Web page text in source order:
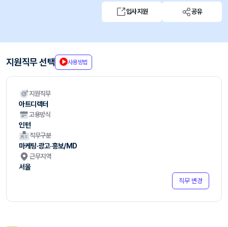
입사지원 공유
지원직무 선택 사용방법
지원직무
아트디렉터
고용방식
인턴
직무구분
마케팅·광고·홍보/MD
근무지역
서울
직무 변경